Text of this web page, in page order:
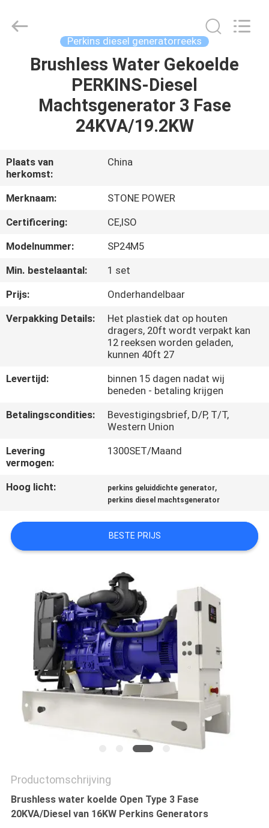
HUIS
PRODUCTEN
ONS
FABRIEKSREIS
KWALITEITSCONTROLE
CONTACTEER
ONS
CITAAT
SITEMAP
PRIVACY
POLICY
POWER
CO.,LTD.
Perkins diesel generatorreeks
Brushless Water Gekoelde
PERKINS-Diesel
Machtsgenerator 3 Fase
24KVA/19.2KW
Plaats van
herkomst:
China
Merknaam:
STONE POWER
Certificering:
CE,ISO
Modelnummer:
SP24M5
Min. bestelaantal:
1 set
Prijs:
Onderhandelbaar
Verpakking Details:
Het plastiek dat op houten
dragers, 20ft wordt verpakt kan
12 reeksen worden geladen,
kunnen 40ft 27
Levertijd:
binnen 15 dagen nadat wij
beneden - betaling krijgen
Betalingscondities:
Bevestigingsbrief, D/P, T/T,
Western Union
Levering
vermogen:
1300SET/Maand
Hoog licht: perkins geluiddichte generator,
perkins diesel machtsgenerator
BESTE PRIJS
Productomschrijving
Brushless water koelde Open Type 3 Fase
20KVA/Diesel van 16KW Perkins Generators